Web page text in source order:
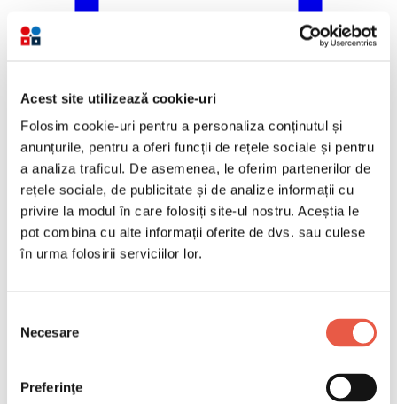
Acest site utilizează cookie-uri
Folosim cookie-uri pentru a personaliza conținutul și
anunțurile, pentru a oferi funcții de rețele sociale și pentru
a analiza traficul. De asemenea, le oferim partenerilor de
rețele sociale, de publicitate și de analize informații cu
privire la modul în care folosiți site-ul nostru. Aceștia le
pot combina cu alte informații oferite de dvs. sau culese
în urma folosirii serviciilor lor.
consimțământului
Necesare
Preferinţe